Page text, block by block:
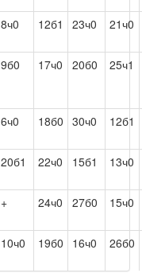
8ч0 12б1 23ч0 21ч0
9б0 17ч0 20б0 25ч1
6ч0 18б0 30ч0 12б1
20б1 22ч0 15б1 13ч0
+ 24ч0 27б0 15ч0
10ч0 19б0 16ч0 26б0